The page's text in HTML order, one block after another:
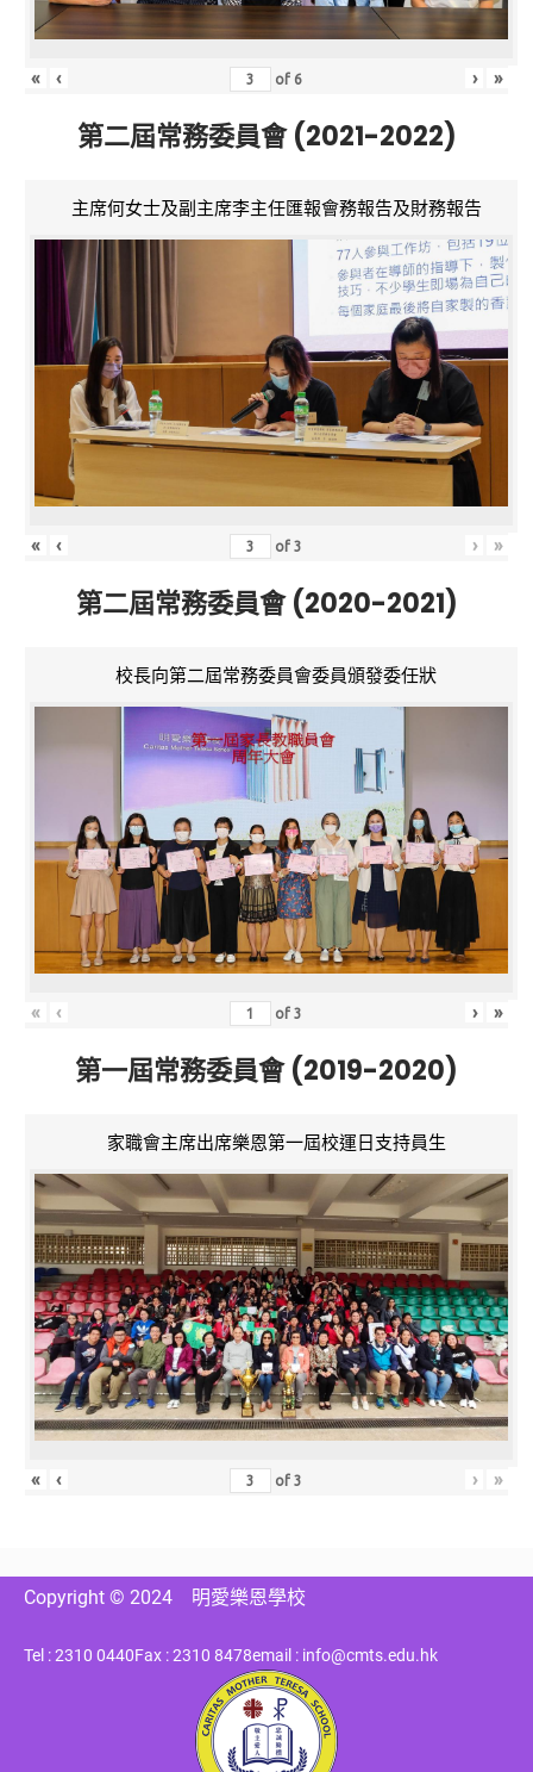
« ‹ of 6 › »
第二屆常務委員會 (2021-2022)
主席何女士及副主席李主任匯報會務報告及財務報告
« ‹ of3 › »
第二屆常務委員會 (2020-2021)
校長向第二屆常務委員會委員頒發委任狀
« ‹ of3 › »
第一屆常務委員會 (2019-2020)
家職會主席出席樂恩第一屆校運日支持員生
« ‹ of3 › »
Copyright © 2024 明愛樂恩學校
Tel : 2310 0440Fax : 2310 8478email : info@cmts.edu.hk